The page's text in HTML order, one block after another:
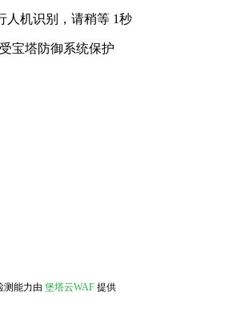
人机识别，请稍等 1秒
宝塔防御系统保护
测能力由 堡塔云WAF 提供